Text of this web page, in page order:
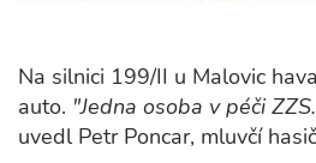
Na silnici 199/II u Malovic
auto. "Jedna osoba v péči
uvedl Petr Poncar, mluvčí